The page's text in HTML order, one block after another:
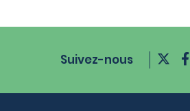
Suivez-nous